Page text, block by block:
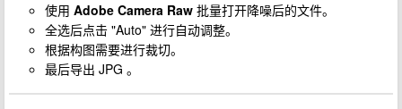
使用 Adobe Camera Raw 批量打开降噪后的文件。
全选后点击 "Auto" 进行自动调整。
根据构图需要进行裁切。
最后导出 JPG 。